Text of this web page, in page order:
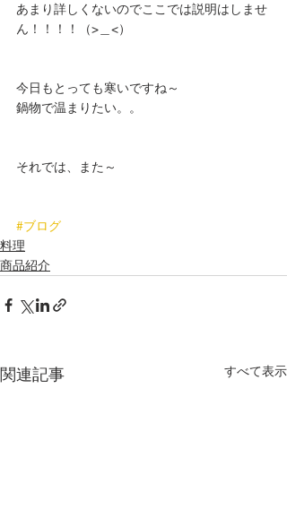
あまり詳しくないのでここでは説明はしませ
ん！！！！（>＿<）
今日もとっても寒いですね～
鍋物で温まりたい。。
それでは、また～
#ブログ
料理
商品紹介
関連記事 すべて表示